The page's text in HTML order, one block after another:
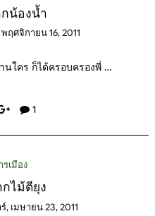
น้องน้ำ
ฤศจิกายน 16, 2011
นใคร ก็ได้ครอบครองพี่ …
1
เมือง
ไม้ตียุง
, เมษายน 23, 2011